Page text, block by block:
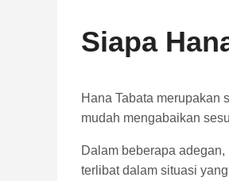
Siapa
Hana Tabata merupakan
mudah mengabaikan
Dalam beberapa
terlibat dalam situasi